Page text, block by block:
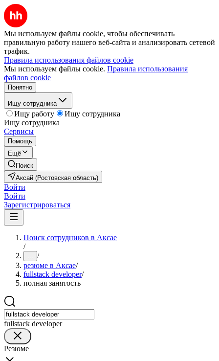
Мы используем файлы cookie, чтобы обеспечивать
правильную работу нашего веб-сайта и анализировать сетевой
трафик.
Правила использования файлов cookie
Мы используем файлы cookie. Правила использования
файлов cookie
Понятно
Ищу сотрудника
Ищу работу
Ищу сотрудника
Ищу сотрудника
Сервисы
Помощь
Ещё
Поиск
Аксай (Ростовская область)
Войти
Войти
Зарегистрироваться
Поиск сотрудников в Аксае
/
... /
резюме в Аксае/
fullstack developer/
полная занятость
fullstack developer
Резюме